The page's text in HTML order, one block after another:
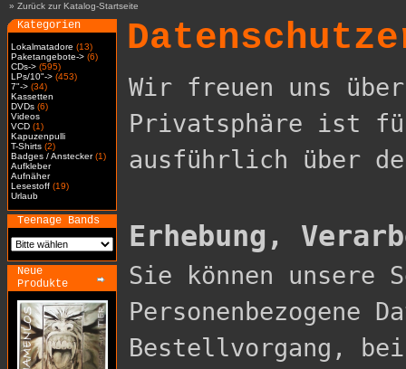
» Zurück zur Katalog-Startseite
Kategorien
Lokalmatadore (13)
Paketangebote-> (6)
CDs-> (595)
LPs/10"-> (453)
7"-> (34)
Kassetten
DVDs (6)
Videos
VCD (1)
Kapuzenpulli
T-Shirts (2)
Badges / Anstecker(1)
Aufkleber
Aufnäher
Lesestoff (19)
Urlaub
Teenage Bands
Neue
Produkte
Wir freuen uns
Privatsphäre ist
ausführlich über
Erhebung,
Sie können unsere
Personenbezogene
Bestellvorgang,